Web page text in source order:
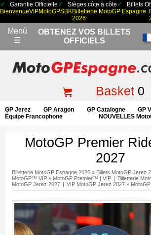
Garantie Officielle Sièges côte à côte
Billets
BienvenueVIPMotoGPSBKBilletterie MotoGP Espagne
2026
Menú
☰
OBTENEZ VOS BILLETS
OFFICIELS
Basket0
GP Jerez GP Aragon GP Catalogne GP
Équipe Francophone
NOUVELLES
MotoGP Premier
2027
Billetterie MotoGP Espagne 2026» Billets MotoGP Jerez
MotoGP™ VIP» MotoGP Premier™ | VIP | Billetterie
MotoGP Jerez 2027 | VIP MotoGP Jerez 2027»